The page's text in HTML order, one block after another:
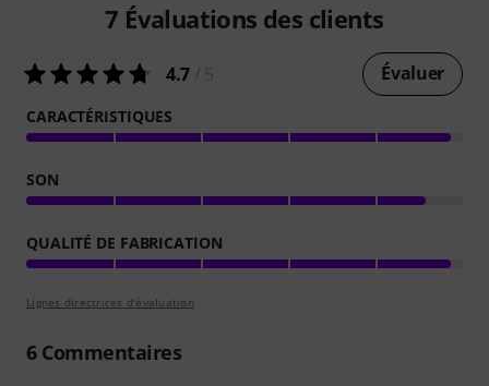
7 Évaluations des clients
4.7 Évaluer
CARACTÉRISTIQUES
SON
QUALITÉ DE FABRICATION
Lignes directrices d'évaluation
6Commentaires